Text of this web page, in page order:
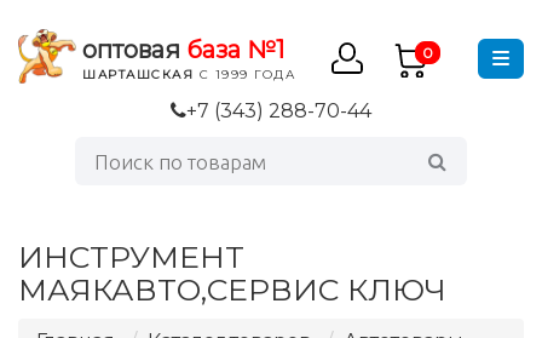
оптовая база №1
ШАРТАШСКАЯ С 1999 ГОДА
0
+7 (343) 288-70-44
ИНСТРУМЕНТ
МАЯКАВТО,СЕРВИС КЛЮЧ